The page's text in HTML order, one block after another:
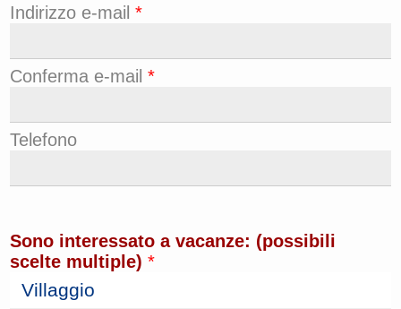
Indirizzo e-mail *
Conferma e-mail *
Telefono
Sono interessato a vacanze: (possibili
scelte multiple) *
Villaggio